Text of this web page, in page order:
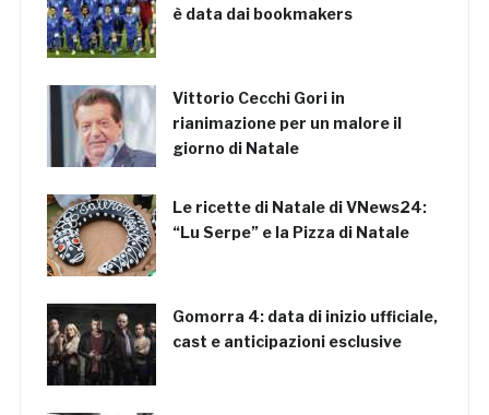
è data dai bookmakers
Vittorio Cecchi Gori in
rianimazione per un malore il
giorno di Natale
Le ricette di Natale di VNews24:
“Lu Serpe” e la Pizza di Natale
Gomorra 4: data di inizio ufficiale,
cast e anticipazioni esclusive